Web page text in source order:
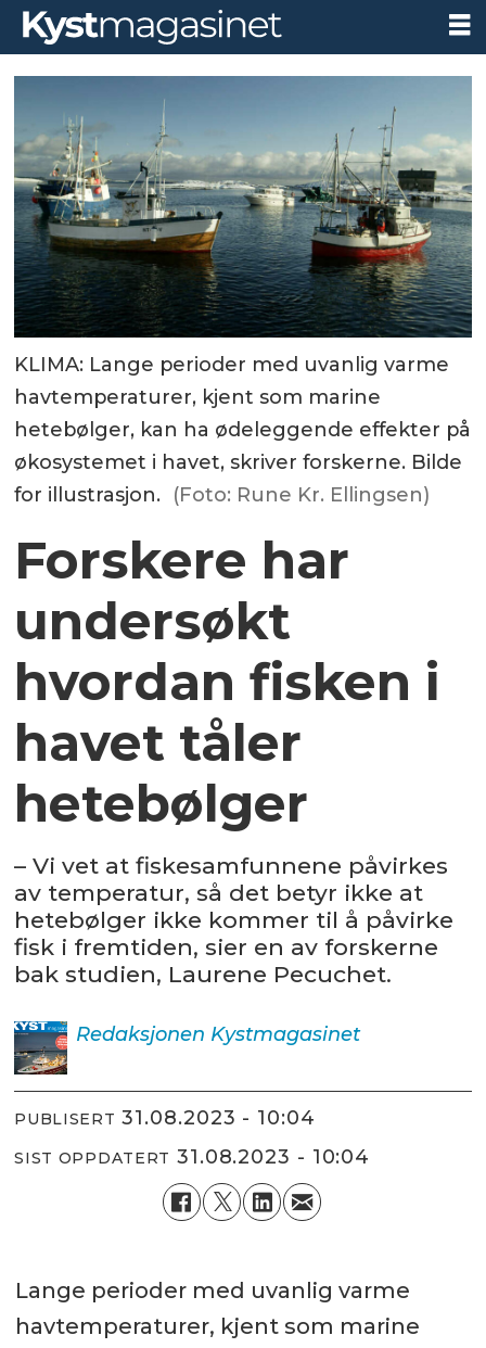
KLIMA: Lange perioder med uvanlig varme
havtemperaturer, kjent som marine
hetebølger, kan ha ødeleggende effekter på
økosystemet i havet, skriver forskerne. Bilde
for illustrasjon. (Foto: Rune Kr. Ellingsen)
Forskere har
undersøkt
hvordan fisken i
havet tåler
hetebølger
– Vi vet at fiskesamfunnene påvirkes
av temperatur, så det betyr ikke at
hetebølger ikke kommer til å påvirke
fisk i fremtiden, sier en av forskerne
bak studien, Laurene Pecuchet.
Redaksjonen Kystmagasinet
PUBLISERT 31.08.2023 - 10:04
SIST OPPDATERT 31.08.2023 - 10:04
Lange perioder med uvanlig varme
havtemperaturer, kjent som marine